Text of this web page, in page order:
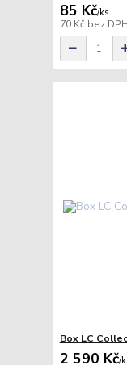
85 Kč/ks
70 Kč bez DPH
Box LC
2 590 Kč/